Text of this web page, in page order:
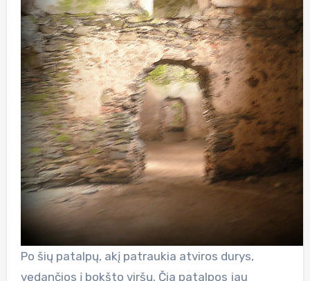
Po šių patalpų, akį patraukia atviros durys,
vedančios į bokšto viršų. Čia patalpos jau